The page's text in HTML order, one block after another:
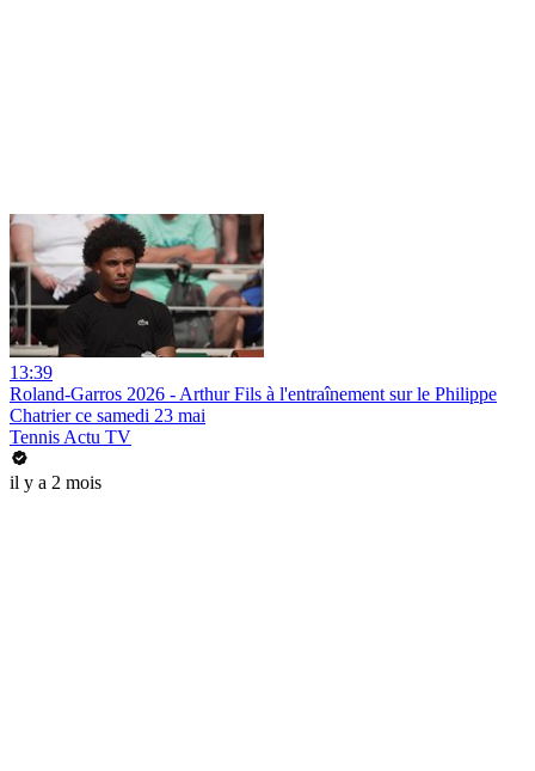
13:39
Roland-Garros 2026 - Arthur Fils à l'entraînement sur le Philippe
Chatrier ce samedi 23 mai
Tennis Actu TV
il y a 2 mois